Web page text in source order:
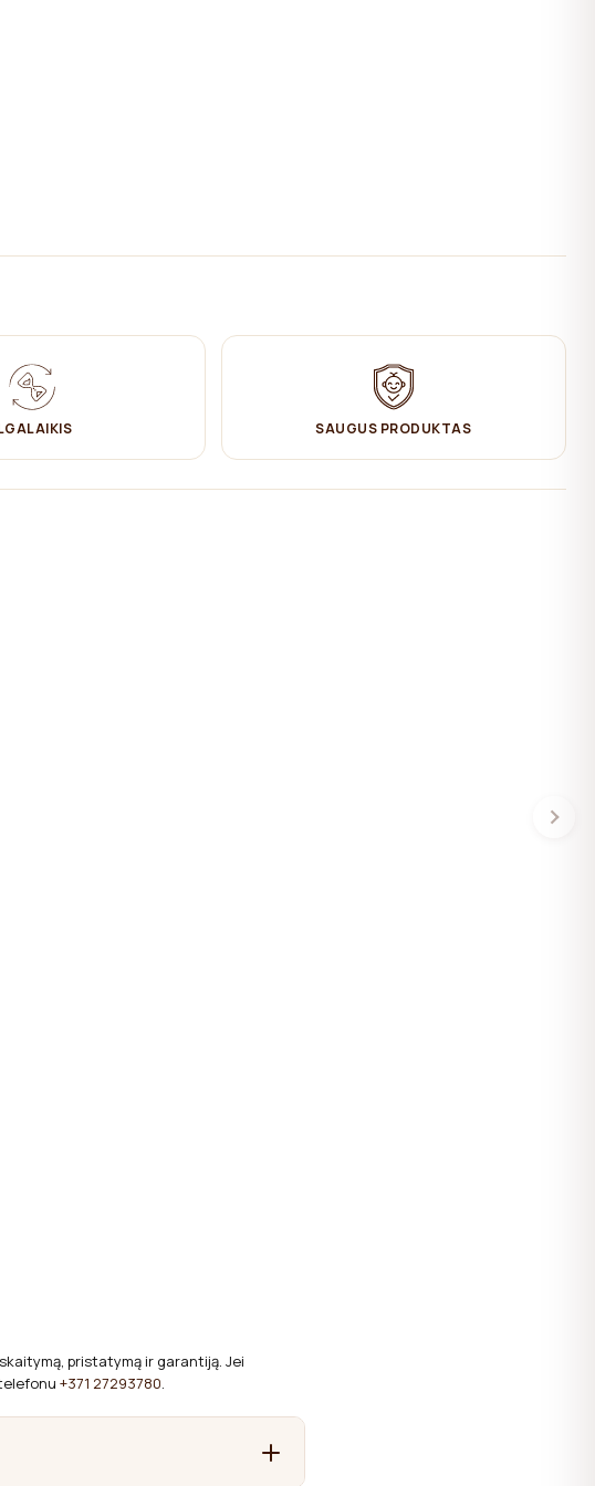
SAUGUS PRODUKTAS
pristatymą ir garantiją. Jei
+371 27293780.